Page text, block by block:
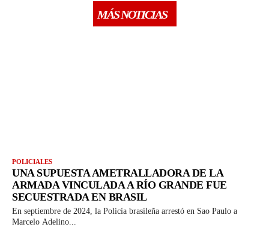
MÁS NOTICIAS
POLICIALES
UNA SUPUESTA AMETRALLADORA DE LA
ARMADA VINCULADA A RÍO GRANDE FUE
SECUESTRADA EN BRASIL
En septiembre de 2024, la Policía brasileña arrestó en Sao Paulo a
Marcelo Adelino...